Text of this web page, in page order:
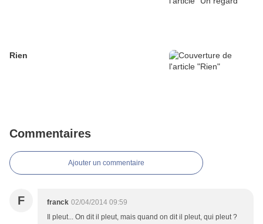
Rien
Commentaires
Ajouter un commentaire
F franck 02/04/2014 09:59
Il pleut... On dit il pleut, mais quand on dit il pleut, qui pleut ?